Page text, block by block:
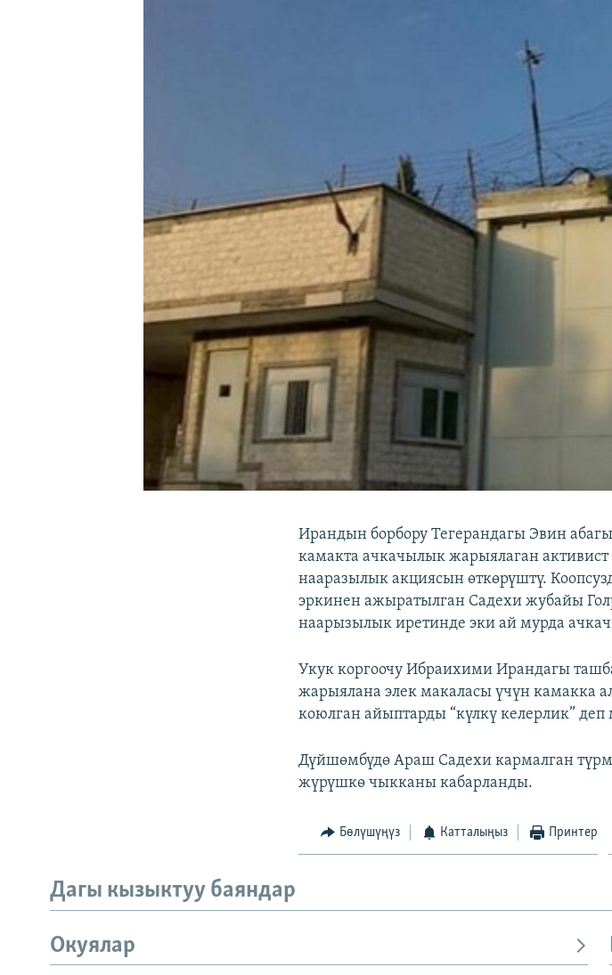
Ирандын борбору Тегерандагы Эвин
камакта ачкачылык жарыялаган
нааразылык акциясын өткөрүштү.
эркинен ажыратылган Садехи жубайы
наарызылык иретинде эки ай мурда
Укук коргоочу Ибраихими Ирандагы
жарыялана элек макаласы үчүн камакка
коюлган айыптарды “күлкү келерлик” деп
Дүйшөмбүдө Араш Садехи кармалган
жүрүшкө чыкканы кабарланды.
Бөлүшүңүз Катталыңыз Принтер
Дагы кызыктуу баяндар
Окуялар